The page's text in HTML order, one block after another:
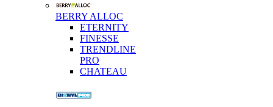
BERRY ALLOC
ETERNITY
FINESSE
TRENDLINE
PRO
CHATEAU